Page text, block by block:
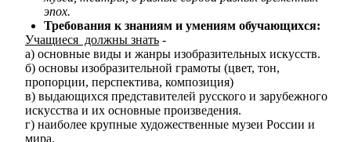
эпох.
Требования к знаниям и умениям обучающихся:
Учащиеся должны знать -
а) основные виды и жанры изобразительных искусств.
б) основы изобразительной грамоты (цвет, тон,
пропорции, перспектива, композиция)
в) выдающихся представителей русского и зарубежного
искусства и их основные произведения.
г) наиболее крупные художественные музеи России и
мира.